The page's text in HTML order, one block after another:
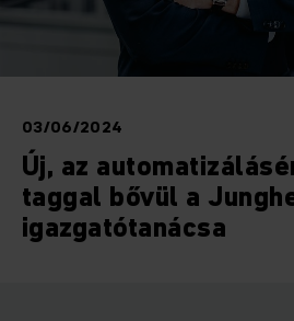
03/06/2024
Új, az
taggal bővül a
igazgatótanácsa